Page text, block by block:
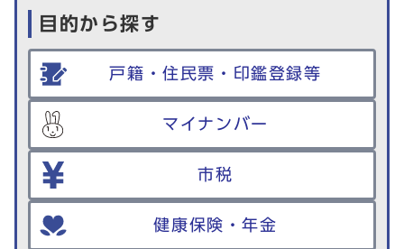
目的から探す
戸籍・住民票・印鑑登録等
マイナンバー
市税
健康保険・年金